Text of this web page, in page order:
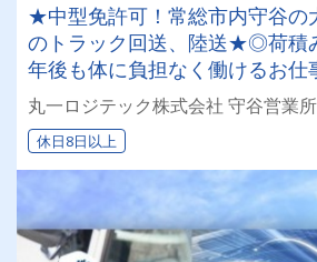
★中型免許可！常総市内守谷の
のトラック回送、陸送★◎荷積
年後も体に負担なく働けるお
でプライベート充実♪
丸一ロジテック株式会社 守谷営業所
休日8日以上